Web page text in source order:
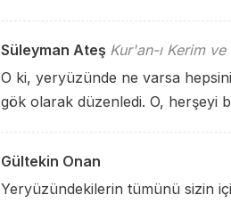
Süleyman Ateş Kur'an-ı Kerim
O ki, yeryüzünde ne varsa
gök olarak düzenledi. O, herşeyi
Gültekin Onan
Yeryüzündekilerin tümünü sizin